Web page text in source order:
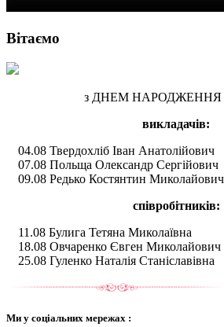
Вітаємо
з ДНЕМ НАРОДЖЕННЯ у
викладачів:
04.08 Твердохліб Іван Анатолійович
07.08 Польща Олександр Сергійович
09.08 Редько Костянтин Миколайович
співробітників:
11.08 Булига Тетяна Миколаївна
18.08 Овчаренко Євген Миколайович
25.08 Гуленко Наталія Станіславівна
Ми у соціальних мережах :